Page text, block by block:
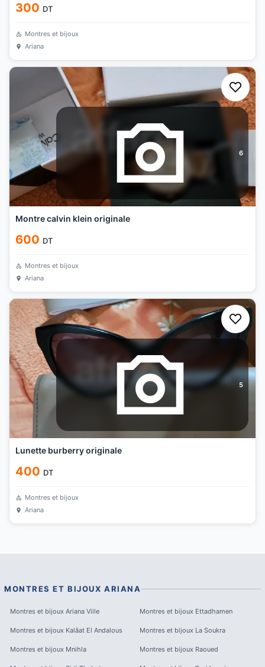
300 DT
Montres et bijoux
Ariana
6
Montre calvin klein originale
600 DT
Montres et bijoux
Ariana
5
Lunette burberry originale
400 DT
Montres et bijoux
Ariana
MONTRES ET BIJOUX ARIANA
Montres et bijoux Ariana Ville Montres et bijoux Ettadhamen
Montres et bijoux Kalâat El Andalous Montres et bijoux La Soukra
Montres et bijoux Mnihla Montres et bijoux Raoued